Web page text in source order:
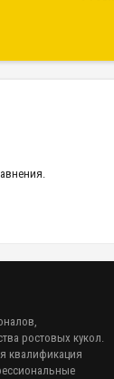
ростовых кукол.
квалификация